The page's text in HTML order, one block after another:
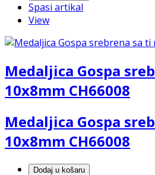
Spasi artikal
View
Medaljica Gospa
10x8mm CH66008
Medaljica Gospa
10x8mm CH66008
Dodaj u košaru